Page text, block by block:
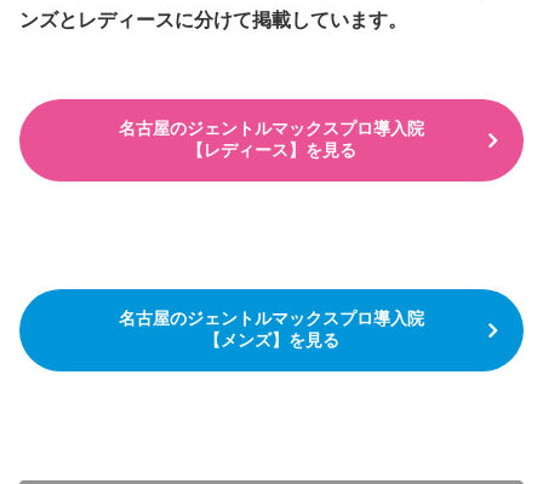
ンズとレディースに分けて掲載しています。
名古屋のジェントルマックスプロ導入院
【レディース】を見る
名古屋のジェントルマックスプロ導入院
【メンズ】を見る